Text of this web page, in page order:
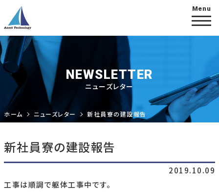
NEWSLETTER
ニューズレター
ホーム ニューズレター 新社員寮の建設報告
新社員寮の建設報告
2019.10.09
工事は順調で躯体工事中です。